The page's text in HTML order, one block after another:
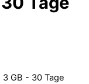
3 GB - 30 Tage